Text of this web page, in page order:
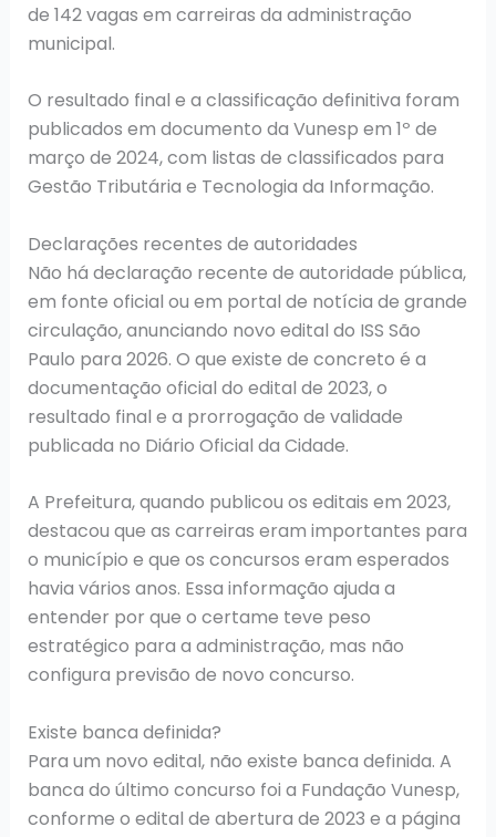
de 142 vagas em carreiras da administração
municipal.
O resultado final e a classificação definitiva foram
publicados em documento da Vunesp em 1º de
março de 2024, com listas de classificados para
Gestão Tributária e Tecnologia da Informação.
Declarações recentes de autoridades
Não há declaração recente de autoridade pública,
em fonte oficial ou em portal de notícia de grande
circulação, anunciando novo edital do ISS São
Paulo para 2026. O que existe de concreto é a
documentação oficial do edital de 2023, o
resultado final e a prorrogação de validade
publicada no Diário Oficial da Cidade.
A Prefeitura, quando publicou os editais em 2023,
destacou que as carreiras eram importantes para
o município e que os concursos eram esperados
havia vários anos. Essa informação ajuda a
entender por que o certame teve peso
estratégico para a administração, mas não
configura previsão de novo concurso.
Existe banca definida?
Para um novo edital, não existe banca definida. A
banca do último concurso foi a Fundação Vunesp,
conforme o edital de abertura de 2023 e a página